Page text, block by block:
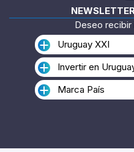
Deseo recibir
Uruguay XXI
Invertir en